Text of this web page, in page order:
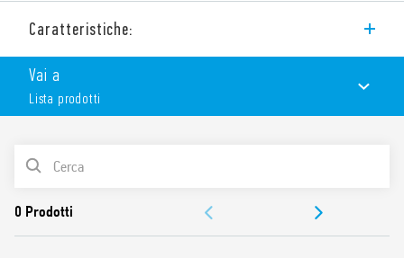
Caratteristiche:
Zoccolo Tipo 95.03 con morsetti a bussola, montaggio a
pannello o su barra 35 mm (EN 60715). Tipo di Relè 40.31.
Caratteristiche:
Grado di protezione IP 20
Vai a
Lista prodotti
LISTA PRODOTTI
DOCUMENTAZIONE